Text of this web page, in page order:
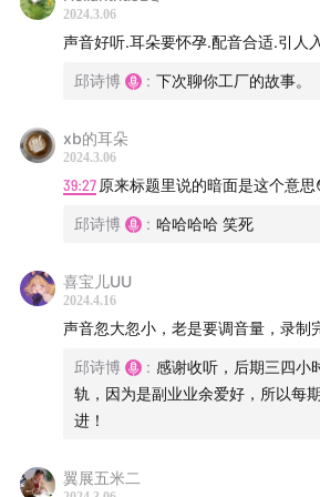
2024.3.06
声音好听.耳朵要怀孕.配音合适.引人
邱诗博 : 下次聊你工厂的故事。
xb的耳朵
2024.3.06
39:27 原来标题里说的暗面是这个意
邱诗博 : 哈哈哈哈 笑死
喜宝儿UU
2024.4.16
声音忽大忽小，老是要调音量，录制
邱诗博 : 感谢收听，后期三四小
轨，因为是副业业余爱好，所以每
进！
翼展五米二